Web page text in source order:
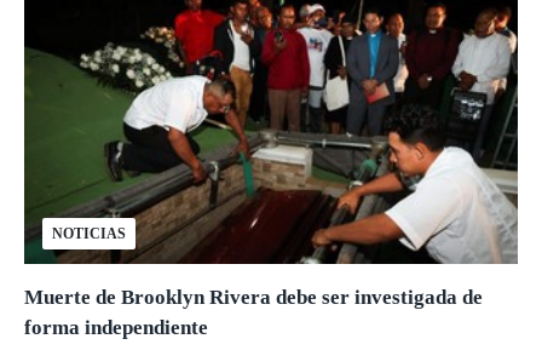
NOTICIAS
Muerte de Brooklyn Rivera debe ser investigada de
forma independiente